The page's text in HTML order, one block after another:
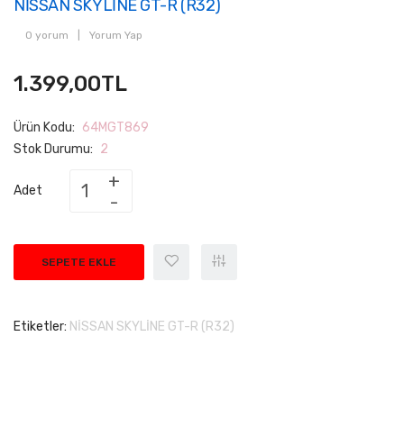
NİSSAN SKYLİNE GT-R (R32)
0 yorum Yorum Yap
1.399,00TL
Ürün Kodu: 64MGT869
Stok Durumu: 2
Adet
SEPETE EKLE
Etiketler: NİSSAN SKYLİNE GT-R (R32)